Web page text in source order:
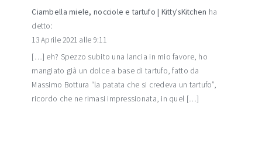
Ciambella miele, nocciole e tartufo | Kitty'sKitchen ha
detto:
13 Aprile 2021 alle 9:11
[…] eh? Spezzo subito una lancia in mio favore, ho
mangiato già un dolce a base di tartufo, fatto da
Massimo Bottura “la patata che si credeva un tartufo”,
ricordo che ne rimasi impressionata, in quel […]